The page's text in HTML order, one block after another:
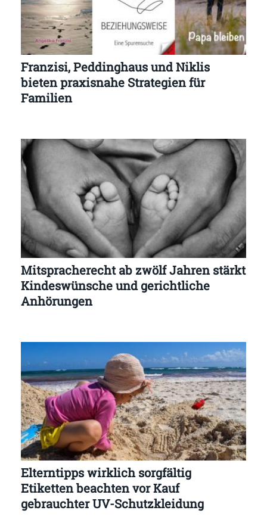
Franzisi, Peddinghaus und Niklis
bieten praxisnahe Strategien für
Familien
Mitspracherecht ab zwölf Jahren stärkt
Kindeswünsche und gerichtliche
Anhörungen
Elterntipps wirklich sorgfältig
Etiketten beachten vor Kauf
gebrauchter UV-Schutzkleidung